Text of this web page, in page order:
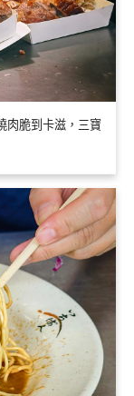
肉脆到卡滋，三寶